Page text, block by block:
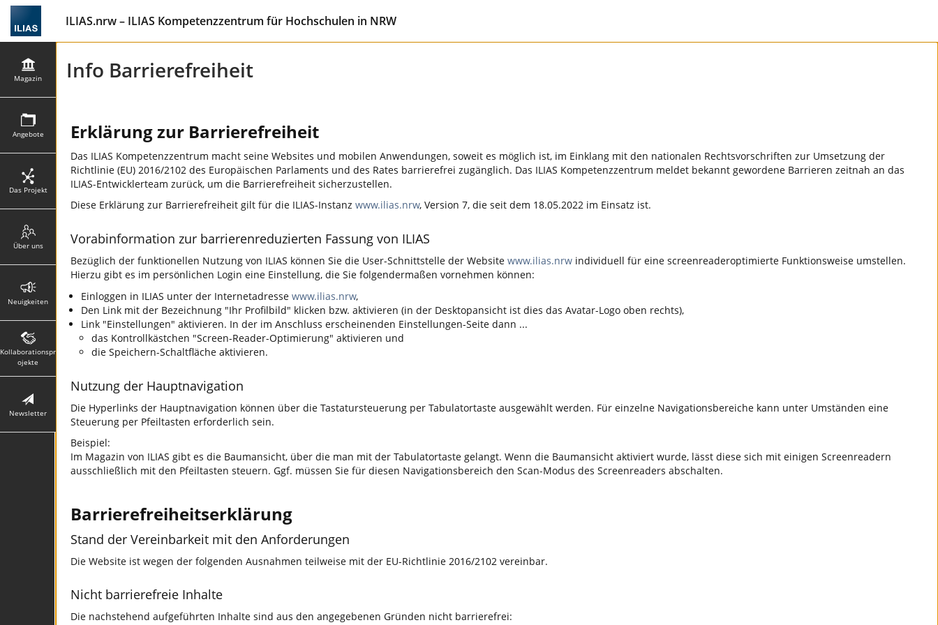
ILIAS.nrw – ILIAS Kompetenzzentrum für Hochschulen in NRW
Magazin
Angebote
Das Projekt
Über uns
Neuigkeiten
Kollaborationspr
ojekte
Newsletter
Info Barrierefreiheit
Erklärung zur Barrierefreiheit
Das ILIAS Kompetenzzentrum macht seine Websites und mobilen Anwendungen, soweit es möglich ist, im Einklang mit den nationalen Rechtsvorschriften zur Umsetzung der
Richtlinie (EU) 2016/2102 des Europäischen Parlaments und des Rates barrierefrei zugänglich. Das ILIAS Kompetenzzentrum meldet bekannt gewordene Barrieren zeitnah an das
ILIAS-Entwicklerteam zurück, um die Barrierefreiheit sicherzustellen.
Diese Erklärung zur Barrierefreiheit gilt für die ILIAS-Instanz www.ilias.nrw, Version 7, die seit dem 18.05.2022 im Einsatz ist.
Vorabinformation zur barrierenreduzierten Fassung von ILIAS
Bezüglich der funktionellen Nutzung von ILIAS können Sie die User-Schnittstelle der Website www.ilias.nrw individuell für eine screenreaderoptimierte Funktionsweise umstellen.
Hierzu gibt es im persönlichen Login eine Einstellung, die Sie folgendermaßen vornehmen können:
Einloggen in ILIAS unter der Internetadresse www.ilias.nrw,
Den Link mit der Bezeichnung "Ihr Profilbild" klicken bzw. aktivieren (in der Desktopansicht ist dies das Avatar-Logo oben rechts),
Link "Einstellungen" aktivieren. In der im Anschluss erscheinenden Einstellungen-Seite dann ...
das Kontrollkästchen "Screen-Reader-Optimierung" aktivieren und
die Speichern-Schaltfläche aktivieren.
Nutzung der Hauptnavigation
Die Hyperlinks der Hauptnavigation können über die Tastatursteuerung per Tabulatortaste ausgewählt werden. Für einzelne Navigationsbereiche kann unter Umständen eine
Steuerung per Pfeiltasten erforderlich sein.
Beispiel:
Im Magazin von ILIAS gibt es die Baumansicht, über die man mit der Tabulatortaste gelangt. Wenn die Baumansicht aktiviert wurde, lässt diese sich mit einigen Screenreadern
ausschließlich mit den Pfeiltasten steuern. Ggf. müssen Sie für diesen Navigationsbereich den Scan-Modus des Screenreaders abschalten.
Barrierefreiheitserklärung
Stand der Vereinbarkeit mit den Anforderungen
Die Website ist wegen der folgenden Ausnahmen teilweise mit der EU-Richtlinie 2016/2102 vereinbar.
Nicht barrierefreie Inhalte
Die nachstehend aufgeführten Inhalte sind aus den angegebenen Gründen nicht barrierefrei: